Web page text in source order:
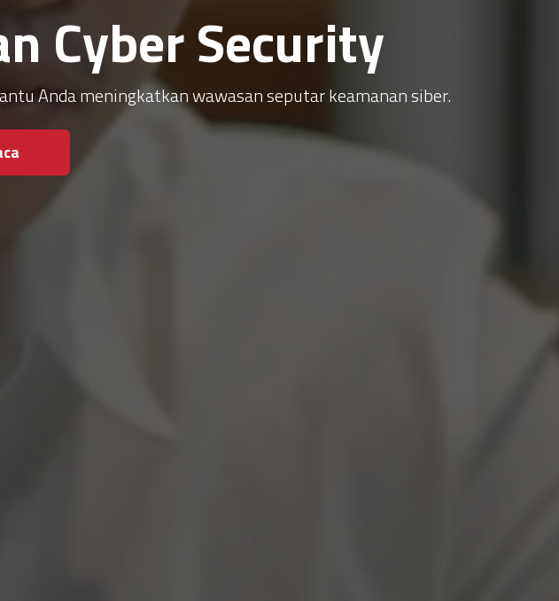
Cyber Security
Anda meningkatkan wawasan seputar keamanan siber.